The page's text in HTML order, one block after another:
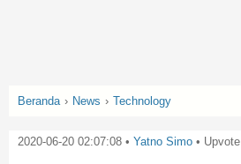
Beranda › News › Technology
2020-06-20 02:07:08 • Yatno Simo • Upvote